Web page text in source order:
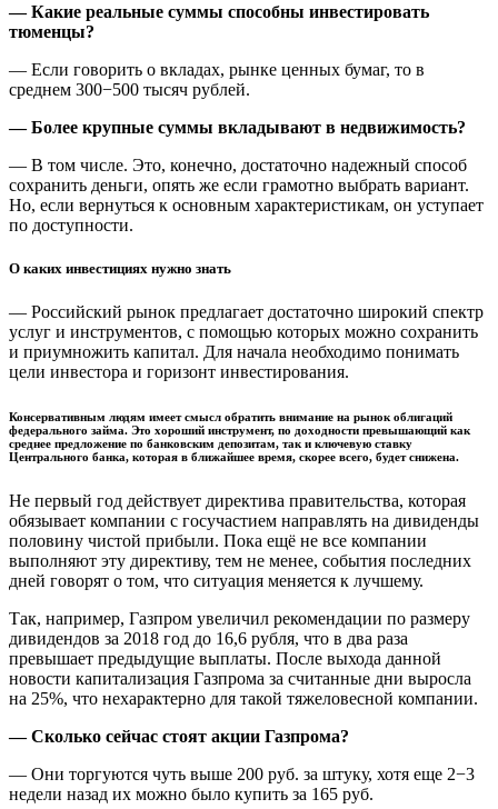
— Какие реальные суммы способны инвестировать
тюменцы?
— Если говорить о вкладах, рынке ценных бумаг, то в
среднем 300−500 тысяч рублей.
— Более крупные суммы вкладывают в недвижимость?
— В том числе. Это, конечно, достаточно надежный способ
сохранить деньги, опять же если грамотно выбрать вариант.
Но, если вернуться к основным характеристикам, он уступает
по доступности.
О каких инвестициях нужно знать
— Российский рынок предлагает достаточно широкий спектр
услуг и инструментов, с помощью которых можно сохранить
и приумножить капитал. Для начала необходимо понимать
цели инвестора и горизонт инвестирования.
Консервативным людям имеет смысл обратить внимание на рынок облигаций
федерального займа. Это хороший инструмент, по доходности превышающий как
среднее предложение по банковским депозитам, так и ключевую ставку
Центрального банка, которая в ближайшее время, скорее всего, будет снижена.
Не первый год действует директива правительства, которая
обязывает компании с госучастием направлять на дивиденды
половину чистой прибыли. Пока ещё не все компании
выполняют эту директиву, тем не менее, события последних
дней говорят о том, что ситуация меняется к лучшему.
Так, например, Газпром увеличил рекомендации по размеру
дивидендов за 2018 год до 16,6 рубля, что в два раза
превышает предыдущие выплаты. После выхода данной
новости капитализация Газпрома за считанные дни выросла
на 25%, что нехарактерно для такой тяжеловесной компании.
— Сколько сейчас стоят акции Газпрома?
— Они торгуются чуть выше 200 руб. за штуку, хотя еще 2−3
недели назад их можно было купить за 165 руб.